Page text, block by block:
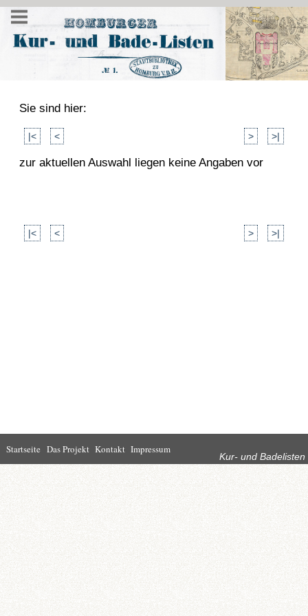
Sie sind hier:
|< < > >|
zur aktuellen Auswahl liegen keine Angaben vor
|< < > >|
Startseite
Leben in Bad
Homburg
Rathaus
Kultur Wirtschaft
Kur und
Tourismus
Kur- und Badelisten
Startseite Das Projekt Kontakt Impressum